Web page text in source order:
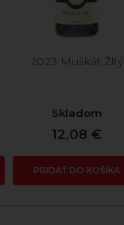
2023 Muškát Žltý
Skladom
12,08 €
PRIDAŤ DO KOŠÍKA